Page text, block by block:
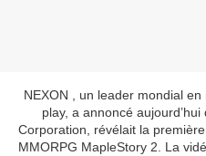
NEXON , un leader mondial
play, a annoncé
Corporation, révélait la
MMORPG MapleStory 2. La